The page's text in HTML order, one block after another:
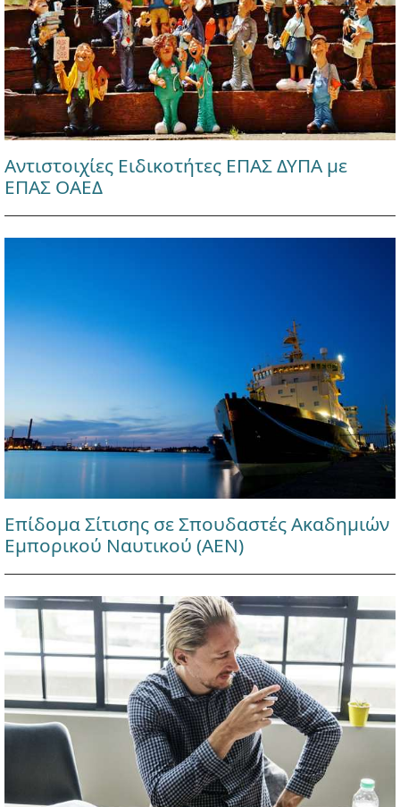
Αντιστοιχίες Ειδικοτήτες ΕΠΑΣ ΔΥΠΑ με
ΕΠΑΣ ΟΑΕΔ
Επίδομα Σίτισης σε Σπουδαστές Ακαδημιών
Εμπορικού Ναυτικού (ΑΕΝ)